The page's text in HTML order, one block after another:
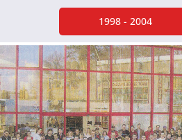
1998 - 2004